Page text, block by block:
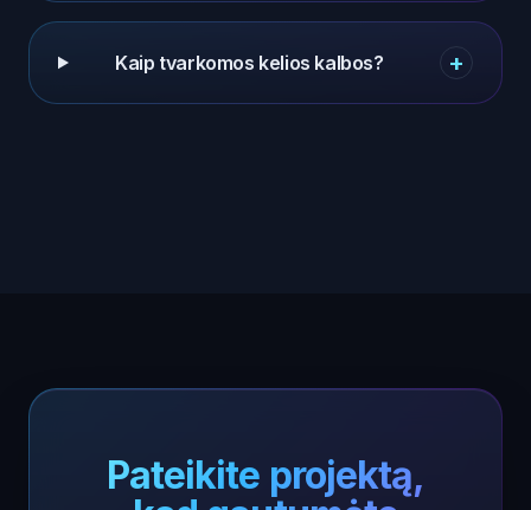
Kaip tvarkomos kelios kalbos? +
Pateikite projektą,